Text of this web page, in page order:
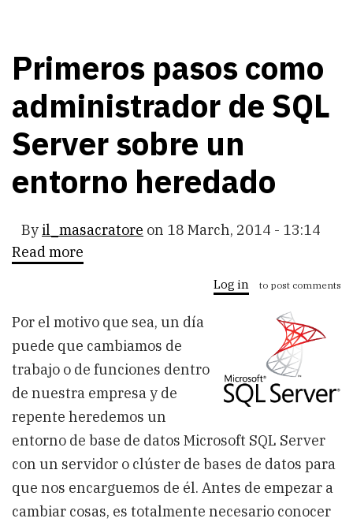
Primeros pasos como
administrador de SQL
Server sobre un
entorno heredado
Byil_masacratore on 18 March, 2014 - 13:14
Read more
de
Server
sobre
un
entorno
heredado
Log in to post comments
Por el motivo que sea, un día
puede que cambiamos de
trabajo o de funciones dentro
de nuestra empresa y de
repente heredemos un
entorno de base de datos Microsoft SQL Server
con un servidor o clúster de bases de datos para
que nos encarguemos de él. Antes de empezar a
cambiar cosas, es totalmente necesario conocer